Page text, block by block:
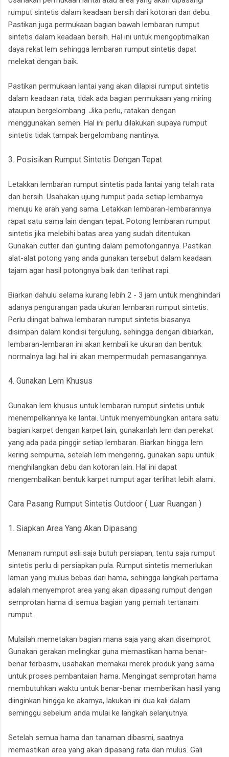
rumput sintetis dalam keadaan bersih dari kotoran dan debu.
Pastikan juga permukaan bagian bawah lembaran rumput
sintetis dalam keadaan bersih. Hal ini untuk mengoptimalkan
daya rekat lem sehingga lembaran rumput sintetis dapat
melekat dengan baik.
Pastikan permukaan lantai yang akan dilapisi rumput sintetis
dalam keadaan rata, tidak ada bagian permukaan yang miring
ataupun bergelombang. Jika perlu, ratakan dengan
menggunakan semen. Hal ini perlu dilakukan supaya rumput
sintetis tidak tampak bergelombang nantinya.
3. Posisikan Rumput Sintetis Dengan Tepat
Letakkan lembaran rumput sintetis pada lantai yang telah rata
dan bersih. Usahakan ujung rumput pada setiap lembarnya
menuju ke arah yang sama. Letakkan lembaran-lembarannya
rapat satu sama lain dengan tepat. Potong lembaran rumput
sintetis jika melebihi batas area yang sudah ditentukan.
Gunakan cutter dan gunting dalam pemotongannya. Pastikan
alat-alat potong yang anda gunakan tersebut dalam keadaan
tajam agar hasil potongnya baik dan terlihat rapi.
Biarkan dahulu selama kurang lebih 2 - 3 jam untuk menghindari
adanya pengurangan pada ukuran lembaran rumput sintetis.
Perlu diingat bahwa lembaran rumput sintetis biasanya
disimpan dalam kondisi tergulung, sehingga dengan dibiarkan,
lembaran-lembaran ini akan kembali ke ukuran dan bentuk
normalnya lagi hal ini akan mempermudah pemasangannya.
4. Gunakan Lem Khusus
Gunakan lem khusus untuk lembaran rumput sintetis untuk
menempelkannya ke lantai. Untuk menyembungkan antara satu
bagian karpet dengan karpet lain, gunakanlah lem dan perekat
yang ada pada pinggir setiap lembaran. Biarkan hingga lem
kering sempurna, setelah lem mengering, gunakan sapu untuk
menghilangkan debu dan kotoran lain. Hal ini dapat
mengembalikan bentuk karpet rumput agar terlihat lebih alami.
Cara Pasang Rumput Sintetis Outdoor ( Luar Ruangan )
1. Siapkan Area Yang Akan Dipasang
Menanam rumput asli saja butuh persiapan, tentu saja rumput
sintetis perlu di persiapkan pula. Rumput sintetis memerlukan
laman yang mulus bebas dari hama, sehingga langkah pertama
adalah menyemprot area yang akan dipasang rumput dengan
semprotan hama di semua bagian yang pernah tertanam
rumput.
Mulailah memetakan bagian mana saja yang akan disemprot.
Gunakan gerakan melingkar guna memastikan hama benar-
benar terbasmi, usahakan memakai merek produk yang sama
untuk proses pembantaian hama. Mengingat semprotan hama
membutuhkan waktu untuk benar-benar memberikan hasil yang
diinginkan hingga ke akarnya, lakukan ini dua kali dalam
seminggu sebelum anda mulai ke langkah selanjutnya.
Setelah semua hama dan tanaman dibasmi, saatnya
memastikan area yang akan dipasang rata dan mulus. Gali